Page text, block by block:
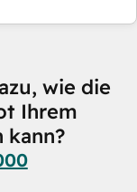
wie die
Ihrem
kann?